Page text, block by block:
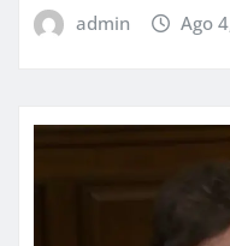
admin Ago